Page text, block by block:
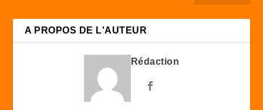
A PROPOS DE L'AUTEUR
Rédaction